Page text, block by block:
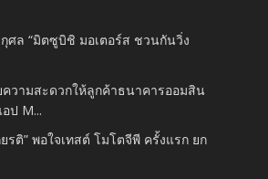
ศล “มิตซูบิชิ มอเตอร์ส ชวนกันวิ่ง
ความสะดวกให้ลูกค้าธนาคารออมสิน
ป M...
ยรติ” พอใจเทสต์ โมโตจีพี ครั้งแรก ยก